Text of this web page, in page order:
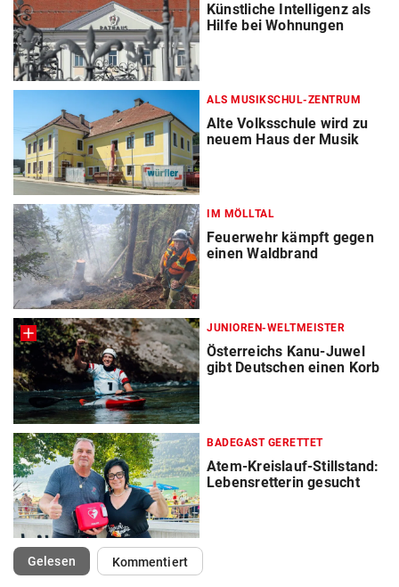
Künstliche Intelligenz als
Hilfe bei Wohnungen
ALS MUSIKSCHUL-ZENTRUM
Alte Volksschule wird zu
neuem Haus der Musik
IM MÖLLTAL
Feuerwehr kämpft gegen
einen Waldbrand
JUNIOREN-WELTMEISTER
Österreichs Kanu-Juwel
gibt Deutschen einen Korb
BADEGAST GERETTET
Atem-Kreislauf-Stillstand:
Lebensretterin gesucht
Gelesen(ausgewählt)Kommentiert